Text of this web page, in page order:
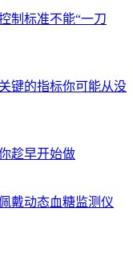
制标准不能“一刀
键的指标你可能从没
趁早开始做
戴动态血糖监测仪